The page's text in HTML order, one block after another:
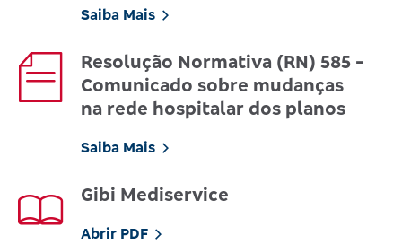
Saiba Mais
Resolução Normativa (RN) 585 -
Comunicado sobre mudanças
na rede hospitalar dos planos
Saiba Mais
Gibi Mediservice
Abrir PDF